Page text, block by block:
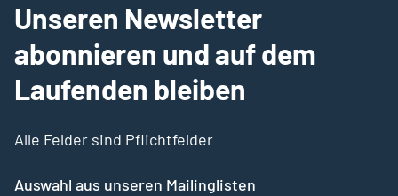
Unseren Newsletter
abonnieren und auf dem
Laufenden bleiben
Alle Felder sind Pflichtfelder
Auswahl aus unseren Mailinglisten